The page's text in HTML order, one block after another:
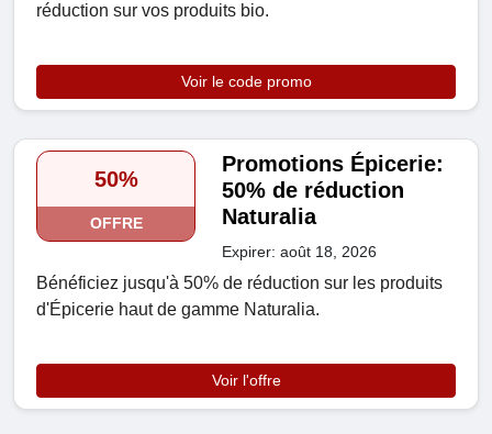
réduction sur vos produits bio.
Voir le code promo
50%
OFFRE
Promotions Épicerie:
50% de réduction
Naturalia
Expirer: août 18, 2026
Bénéficiez jusqu'à 50% de réduction sur les produits
d'Épicerie haut de gamme Naturalia.
Voir l'offre